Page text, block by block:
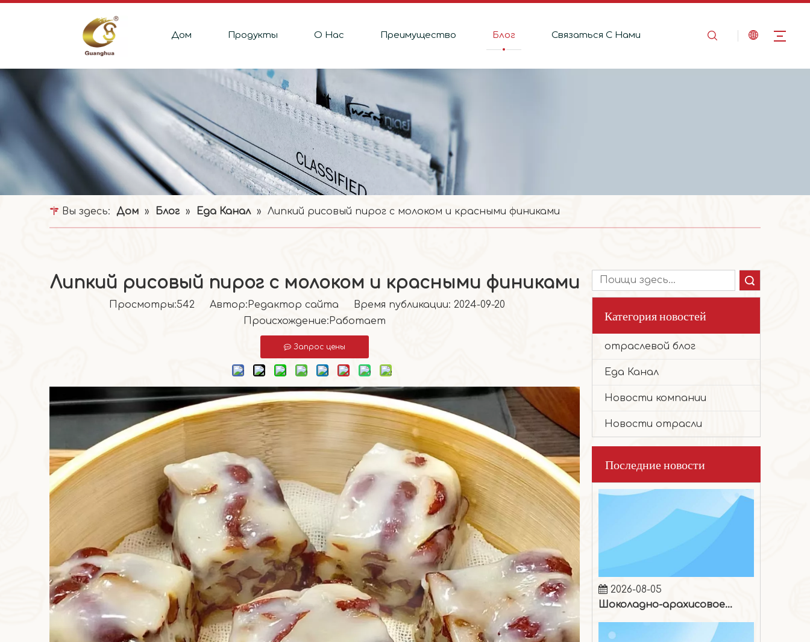
Дом Продукты О Hас Преимущество Блог Связаться C Hами
Вы здесь: Дом » Блог » Еда Канал » Липкий рисовый пирог с молоком и красными финиками
Липкий рисовый пирог с молоком и красными финиками
Просмотры:542 Автор:Pедактор сайта Время публикации: 2024-09-20
Происхождение:Работает
Запрос цены
Категория новостей
отраслевой блог
Еда Канал
Новости компании
Новости отрасли
Последние новости